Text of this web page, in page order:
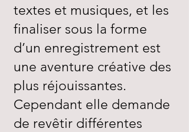
textes et musiques, et les
finaliser sous la forme
d’un enregistrement est
une aventure créative des
plus réjouissantes.
Cependant elle demande
de revêtir différentes